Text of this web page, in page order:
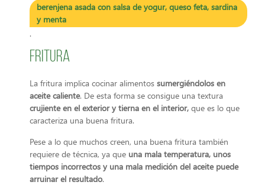
berenjena asada con salsa de yogur, queso feta, sardina
y menta
.
Fritura
La fritura implica cocinar alimentos sumergiéndolos en
aceite caliente. De esta forma se consigue una textura
crujiente en el exterior y tierna en el interior, que es lo que
caracteriza una buena fritura.
Pese a lo que muchos creen, una buena fritura también
requiere de técnica, ya que una mala temperatura, unos
tiempos incorrectos y una mala medición del aceite puede
arruinar el resultado.